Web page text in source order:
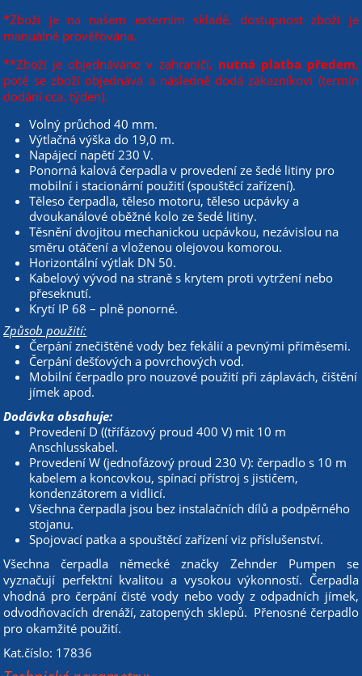
*Zboží je na našem externím skladě, dostupnost zboží je
manuálně prověřována.
**Zboží je objednáváno v zahraničí, nutná platba předem,
poté se zboží objednává a následně dodá zákazníkovi (termín
dodání cca. týden).
Volný průchod 40 mm.
Výtlačná výška do 19,0 m.
Napájecí napětí 230 V.
Ponorná kalová čerpadla v provedení ze šedé litiny pro
mobilní i stacionární použití (spouštěcí zařízení).
Těleso čerpadla, těleso motoru, těleso ucpávky a
dvoukanálové oběžné kolo ze šedé litiny.
Těsnění dvojitou mechanickou ucpávkou, nezávislou na
směru otáčení a vloženou olejovou komorou.
Horizontální výtlak DN 50.
Kabelový vývod na straně s krytem proti vytržení nebo
přeseknutí.
Krytí IP 68 – plně ponorné.
Způsob použití:
Čerpání znečištěné vody bez fekálií a pevnými příměsemi.
Čerpání dešťových a povrchových vod.
Mobilní čerpadlo pro nouzové použití při záplavách, čištění
jímek apod.
Dodávka obsahuje:
Provedení D ((třífázový proud 400 V) mit 10 m
Anschlusskabel.
Provedení W (jednofázový proud 230 V): čerpadlo s 10 m
kabelem a koncovkou, spínací přístroj s jističem,
kondenzátorem a vidlicí.
Všechna čerpadla jsou bez instalačních dílů a podpěrného
stojanu.
Spojovací patka a spouštěcí zařízení viz příslušenství.
Všechna čerpadla německé značky Zehnder Pumpen se
vyznačují perfektní kvalitou a vysokou výkonností. Čerpadla
vhodná pro čerpání čisté vody nebo vody z odpadních jímek,
odvodňovacích drenáží, zatopených sklepů. Přenosné čerpadlo
pro okamžité použití.
Kat.číslo: 17836